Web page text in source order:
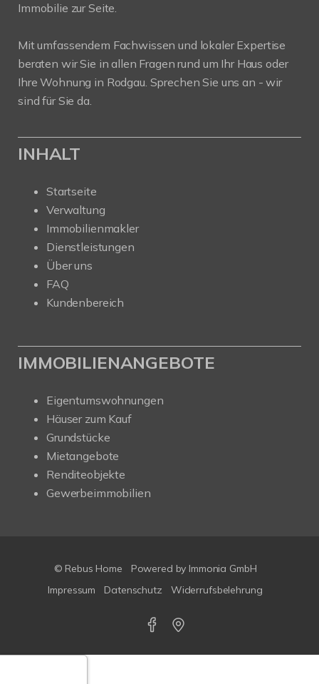
Immobilie zur Seite.
Mit umfassendem Fachwissen und lokaler Expertise
beraten wir Sie in allen Fragen rund um Ihr Haus oder
Ihre Wohnung in Rodgau. Sprechen Sie uns an - wir
sind für Sie da.
INHALT
Startseite
Verwaltung
Immobilienmakler
Dienstleistungen
Über uns
FAQ
Kundenbereich
IMMOBILIENANGEBOTE
Eigentumswohnungen
Häuser zum Kauf
Grundstücke
Mietangebote
Renditeobjekte
Gewerbeimmobilien
© Rebus Home
Powered by Immonia GmbH
Impressum
Datenschutz Widerrufsbelehrung